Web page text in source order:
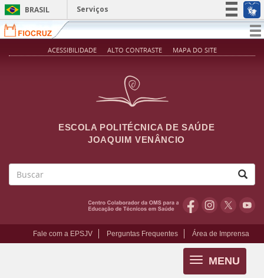
Pular para o conteúdo principal
BRASIL
Serviços
Simplifique!
Participe
ACESSIBILIDADE ALTO CONTRASTE MAPA DO SITE
ESCOLA POLITÉCNICA DE SAÚDE
JOAQUIM VENÂNCIO
Fale com a EPSJV Perguntas Frequentes Área de Imprensa
MENU
Toggle
navigation